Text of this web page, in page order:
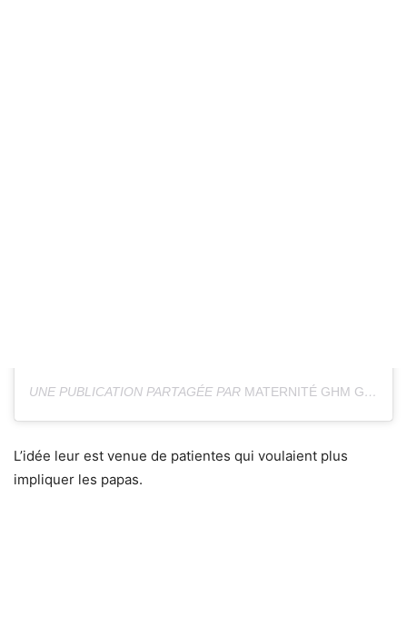
UNE PUBLICATION PARTAGÉE PAR MATERNITÉ GHM GRENOBLE
L’idée leur est venue de patientes qui voulaient plus
impliquer les papas.